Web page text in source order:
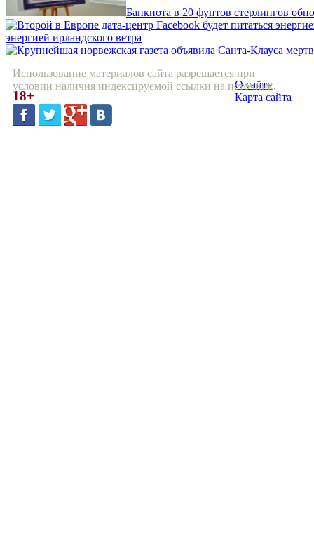
Банкнота в 20 фунтов стерлингов
энергией ирландского ветра
Использование материалов сайта разрешается при
условии наличия индексируемой ссылки на источник.
18+
О сайте
Карта сайта